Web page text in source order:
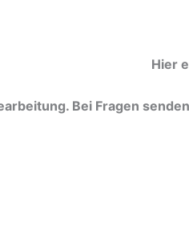
Hier
Bei Fragen